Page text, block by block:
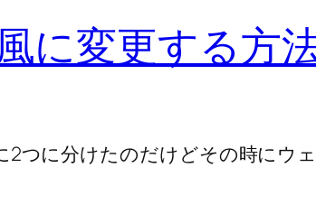
に変更する方
つに分けたのだけどその時にウ